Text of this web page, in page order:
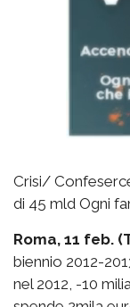
Crisi/
di 45 mld Ogni
Roma, 11 feb.
biennio 2012-
nel 2012, -10